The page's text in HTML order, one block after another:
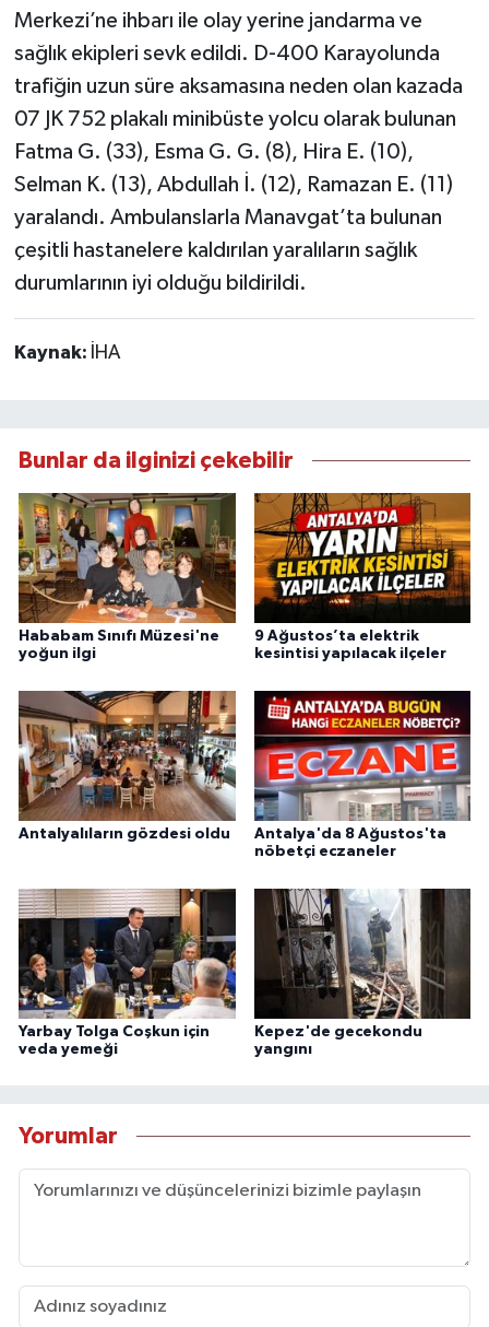
Merkezi’ne ihbarı ile olay yerine jandarma ve
sağlık ekipleri sevk edildi. D-400 Karayolunda
trafiğin uzun süre aksamasına neden olan kazada
07 JK 752 plakalı minibüste yolcu olarak bulunan
Fatma G. (33), Esma G. G. (8), Hira E. (10),
Selman K. (13), Abdullah İ. (12), Ramazan E. (11)
yaralandı. Ambulanslarla Manavgat’ta bulunan
çeşitli hastanelere kaldırılan yaralıların sağlık
durumlarının iyi olduğu bildirildi.
Kaynak: İHA
Bunlar da ilginizi çekebilir
Hababam Sınıfı Müzesi'ne
yoğun ilgi
9 Ağustos’ta elektrik
kesintisi yapılacak ilçeler
Antalyalıların gözdesi oldu
Antalya'da 8 Ağustos'ta
nöbetçi eczaneler
Yarbay Tolga Coşkun için
veda yemeği
Kepez'de gecekondu
yangını
Yorumlar